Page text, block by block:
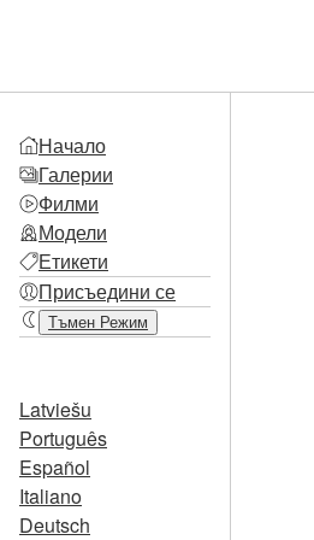
Начало
Галерии
Филми
Модели
Етикети
Присъедини се
Тъмен Режим
Latviešu
Português
Español
Italiano
Deutsch